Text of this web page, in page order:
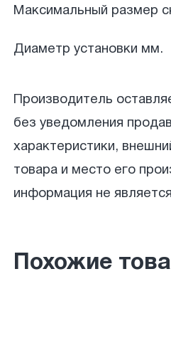
Максимальный размер
Диаметр установки мм.
Производитель
без уведомления
характеристики,
товара и место его
информация не
Похожие